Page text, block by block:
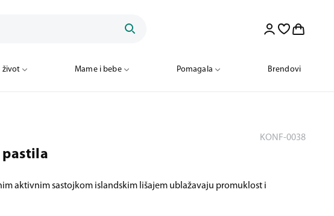
život Mame i bebe Pomagala Brendovi
KONF-0038
pastila
aktivnim sastojkom islandskim lišajem ublažavaju promuklost i